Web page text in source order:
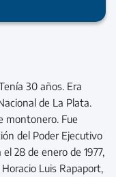
30 años. Era
de La Plata.
montonero. Fue
del Poder Ejecutivo
28 de enero de 1977,
Luis Rapaport,